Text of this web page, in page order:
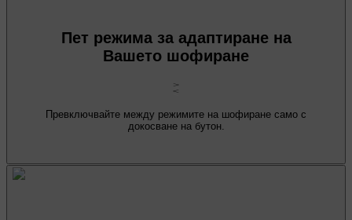
Пет режима за адаптиране на
Вашето шофиране
Превключвайте между режимите на шофиране само с
докосване на бутон.